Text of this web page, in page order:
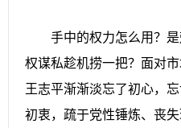
手中的权力怎么用？是
权谋私趁机捞一把？面对
王志平渐渐淡忘了初心，
初衷，疏于党性锤炼、丧